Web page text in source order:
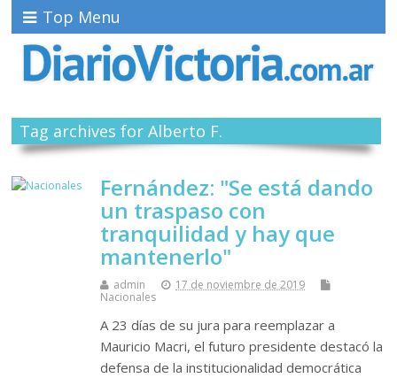
Top Menu
Tag archives for Alberto F.
Fernández: "Se está dando
un traspaso con
tranquilidad y hay que
mantenerlo"
admin
17 de noviembre de 2019
Nacionales
A 23 días de su jura para reemplazar a
Mauricio Macri, el futuro presidente destacó la
defensa de la institucionalidad democrática